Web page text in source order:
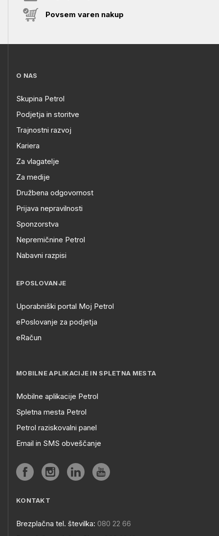
Povsem varen nakup
O NAS
Skupina Petrol
Podjetja in storitve
Trajnostni razvoj
Kariera
Za vlagatelje
Za medije
Družbena odgovornost
Prijava nepravilnosti
Sponzorstva
Nepremičnine Petrol
Nabavni razpisi
EPOSLOVANJE
Uporabniški portal Moj Petrol
ePoslovanje za podjetja
eRačun
MOBILNE APLIKACIJE IN SPLETNA MESTA
Mobilne aplikacije Petrol
Spletna mesta Petrol
Petrol raziskovalni panel
Email in SMS obveščanje
KONTAKT
Brezplačna tel. številka: 080 22 66